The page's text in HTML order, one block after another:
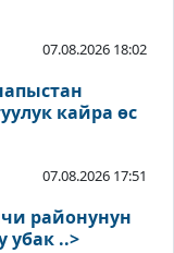
07.08.2026 18:02
кайра өс
07.08.2026 17:51
районунун
убак ..>